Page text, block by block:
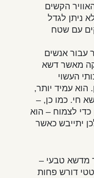
הקשים
ניתן לגדל
עם שטח
עבור אנשים
מאשר דשא
העשוי
הוא עמיד יותר,
חי. כמו כן, –
כדי לצמוח – הוא
יתייבש כאשר
מדשא טבעי –
דורש פחות